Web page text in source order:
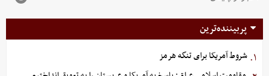
پربیننده‌ترین
۱. شروط آمریکا برای تنگه هرمز